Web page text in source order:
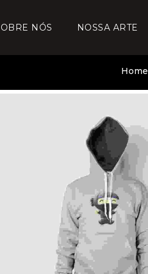
NÓS NOSSA ARTE
Home